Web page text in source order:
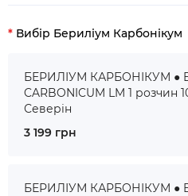
Вибір Бериліум Карбонікум
БЕРИЛІУМ КАРБОНІКУМ ●
CARBONICUM LM 1 розчин
Северін
3 199 грн
БЕРИЛІУМ КАРБОНІКУМ ●